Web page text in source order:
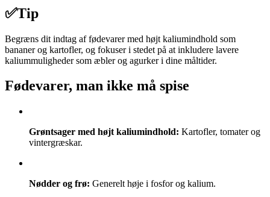
✅Tip
Begræns dit indtag af fødevarer med højt kaliumindhold som
bananer og kartofler, og fokuser i stedet på at inkludere lavere
kaliummuligheder som æbler og agurker i dine måltider.
Fødevarer, man ikke må spise
Grøntsager med højt kaliumindhold: Kartofler, tomater og
vintergræskar.
Nødder og frø: Generelt høje i fosfor og kalium.